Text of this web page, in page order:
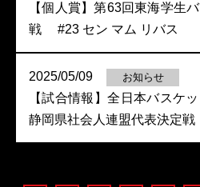
【個人賞】第63回東海学生
戦 #23 セン マム リバス
2025/05/09 お知らせ
【試合情報】全日本バスケ
静岡県社会人連盟代表決定戦